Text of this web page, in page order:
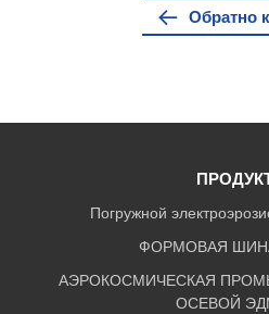
Обратно
Погружной
ФОРМОВАЯ
АЭРОКОСМИЧЕСКАЯ
ОСЕВОЙ